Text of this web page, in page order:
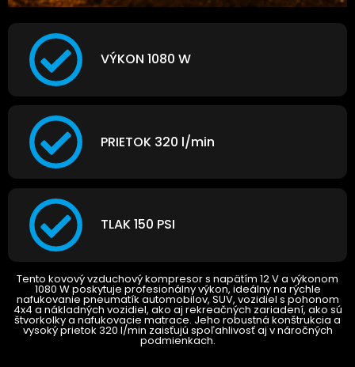
VÝKON 1080 W
PRIETOK 320 l/min
TLAK 150 PSI
Tento kovový vzduchový kompresor s napätím 12 V a výkonom
1080 W poskytuje profesionálny výkon, ideálny na rýchle
nafukovanie pneumatík automobilov, SUV, vozidiel s pohonom
4x4 a nákladných vozidiel, ako aj rekreačných zariadení, ako sú
štvorkolky a nafukovacie matrace. Jeho robustná konštrukcia a
vysoký prietok 320 l/min zaisťujú spoľahlivosť aj v náročných
podmienkach.